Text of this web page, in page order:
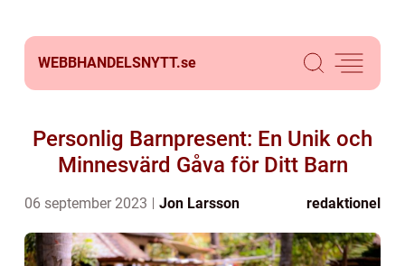
WEBBHANDELSNYTT.se
Personlig Barnpresent: En Unik och
Minnesvärd Gåva för Ditt Barn
06 september 2023 Jon Larsson redaktionel